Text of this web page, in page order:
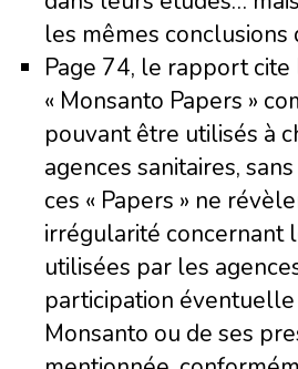
les mêmes conclusions
Page 74, le rapport
« Monsanto Papers »
pouvant être utilisés à
agences sanitaires,
ces « Papers » ne
irrégularité concernant
utilisées par les
participation
Monsanto ou de ses